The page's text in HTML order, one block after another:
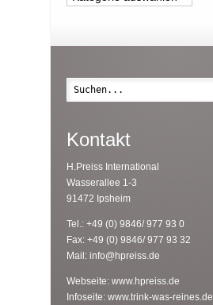
Kontakt
H.Preiss International
Wasserallee 1-3
91472 Ipsheim
Tel.: +49 (0) 9846/ 977 93 0
Fax: +49 (0) 9846/ 977 93 32
Mail: info@hpreiss.de
Webseite: www.hpreiss.de
Infoseite: www.trink-was-reines.de